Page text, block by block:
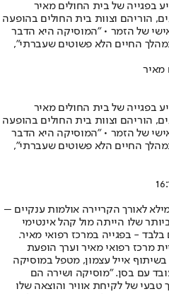
בפגייה של בית החולים מאיר
הוריהם וצוות בית החולים בהופעה
של הזמר • "המוסיקה היא הדבר
החיים הלא פשוטים שעברתי",
מאיר
בפגייה של בית החולים מאיר
הוריהם וצוות בית החולים בהופעה
של הזמר • "המוסיקה היא הדבר
החיים הלא פשוטים שעברתי",
לאורך הקריירה אולמות ענקיים –
שלו הייתה מול קהל אינטימי
בלבד - בפגייה במרכז רפואי מאיר.
מרכז רפואי מאיר וערך הופעת
אייל עצמון, מטפל במוסיקה
עם בסן. "מוסיקה ושירה הם
של לקיחת אוויר והוצאה שלו